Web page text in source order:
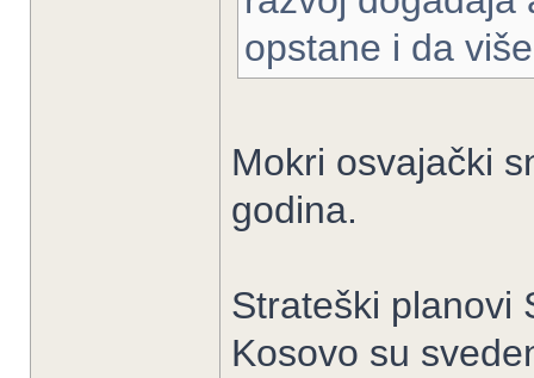
opstane i da
Mokri osvajački
godina.
Strateški planovi
Kosovo su